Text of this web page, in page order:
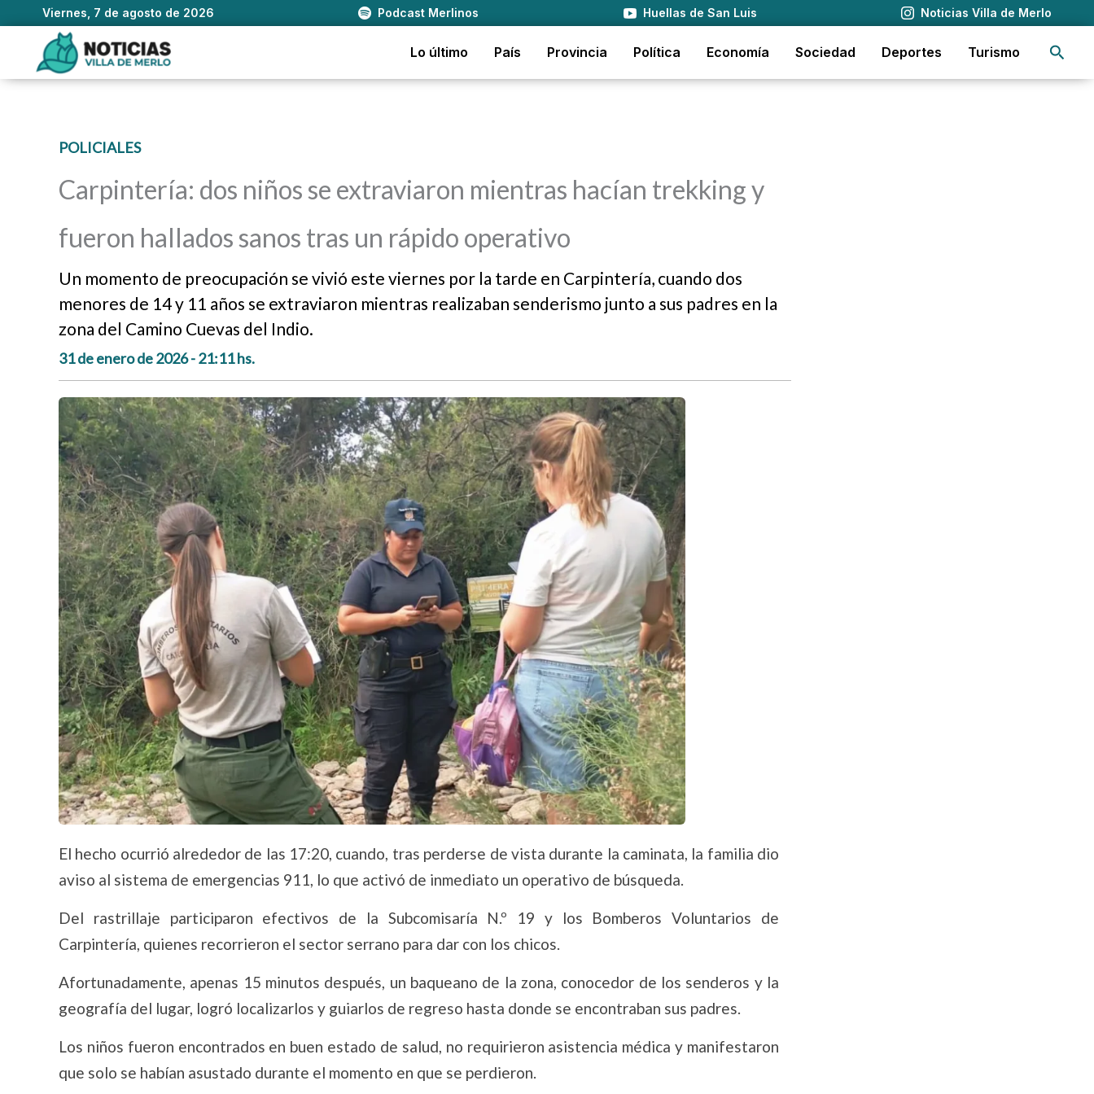
Viernes, 7 de agosto de 2026 Podcast Merlinos Huellas de San Luis Noticias Villa de Merlo
contenido
Lo último País Provincia Política Economía Sociedad Deportes Turismo
POLICIALES
Carpintería: dos niños se extraviaron mientras hacían trekking y
fueron hallados sanos tras un rápido operativo
Un momento de preocupación se vivió este viernes por la tarde en Carpintería, cuando dos
menores de 14 y 11 años se extraviaron mientras realizaban senderismo junto a sus padres en la
zona del Camino Cuevas del Indio.
31 de enero de 2026 - 21:11 hs.
El hecho ocurrió alrededor de las 17:20, cuando, tras perderse de vista durante la caminata, la familia dio
aviso al sistema de emergencias 911, lo que activó de inmediato un operativo de búsqueda.
Del rastrillaje participaron efectivos de la Subcomisaría N.º 19 y los Bomberos Voluntarios de
Carpintería, quienes recorrieron el sector serrano para dar con los chicos.
Afortunadamente, apenas 15 minutos después, un baqueano de la zona, conocedor de los senderos y la
geografía del lugar, logró localizarlos y guiarlos de regreso hasta donde se encontraban sus padres.
Los niños fueron encontrados en buen estado de salud, no requirieron asistencia médica y manifestaron
que solo se habían asustado durante el momento en que se perdieron.